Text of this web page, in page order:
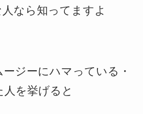
なら知ってますよ
ジーにハマっている・
を挙げると